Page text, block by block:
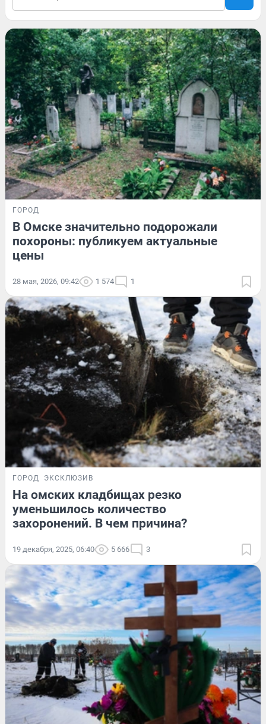
ГОРОД
В Омске значительно подорожали
похороны: публикуем актуальные
цены
28 мая, 2026, 09:42 1 574 1
ГОРОД ЭКСКЛЮЗИВ
На омских кладбищах резко
уменьшилось количество
захоронений. В чем причина?
19 декабря, 2025, 06:40 5 666 3